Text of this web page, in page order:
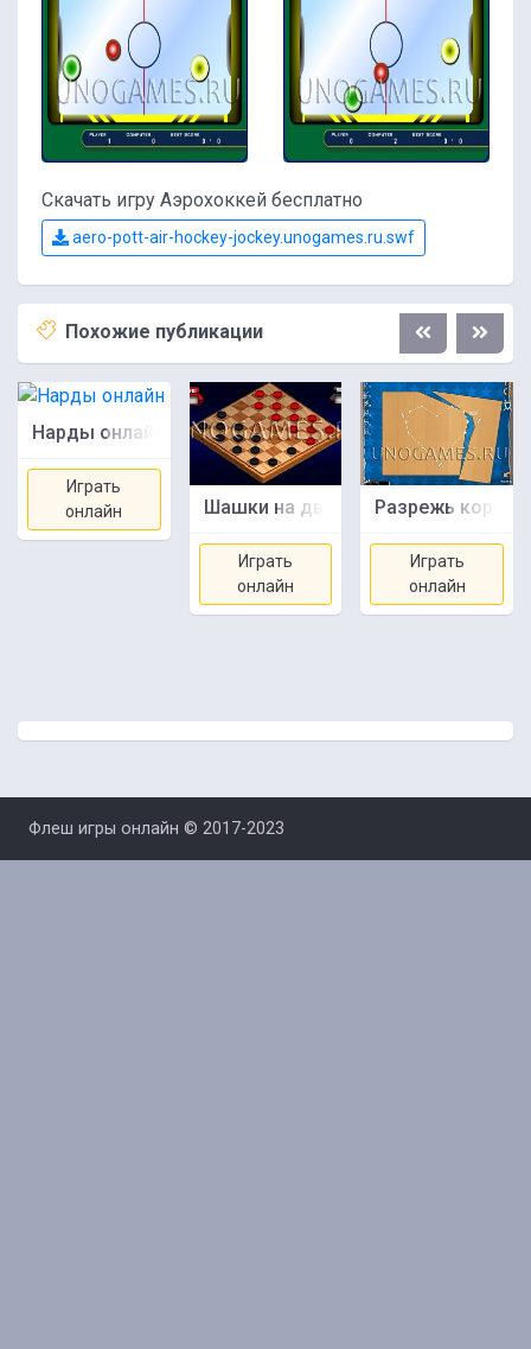
Скачать игру Аэрохоккей бесплатно
aero-pott-air-hockey-jockey.unogames.ru.swf
Похожие публикации
Нарды онлайн
Играть
онлайн
Шашки на двоих
Играть
онлайн
Разрежь
Играть
онлайн
Флеш игры онлайн © 2017-2023